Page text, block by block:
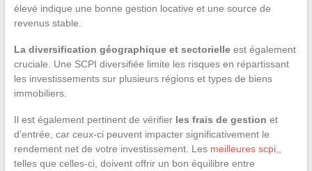
élevé indique une bonne gestion locative et une source de
revenus stable.
La diversification géographique et sectorielleest également
cruciale. Une SCPI diversifiée limite les risques en répartissant
les investissements sur plusieurs régions et types de biens
immobiliers.
Il est également pertinent de vérifier les frais de gestion et
d’entrée, car ceux-ci peuvent impacter significativement le
rendement net de votre investissement. Les meilleures scpi,,
telles que celles-ci, doivent offrir un bon équilibre entre